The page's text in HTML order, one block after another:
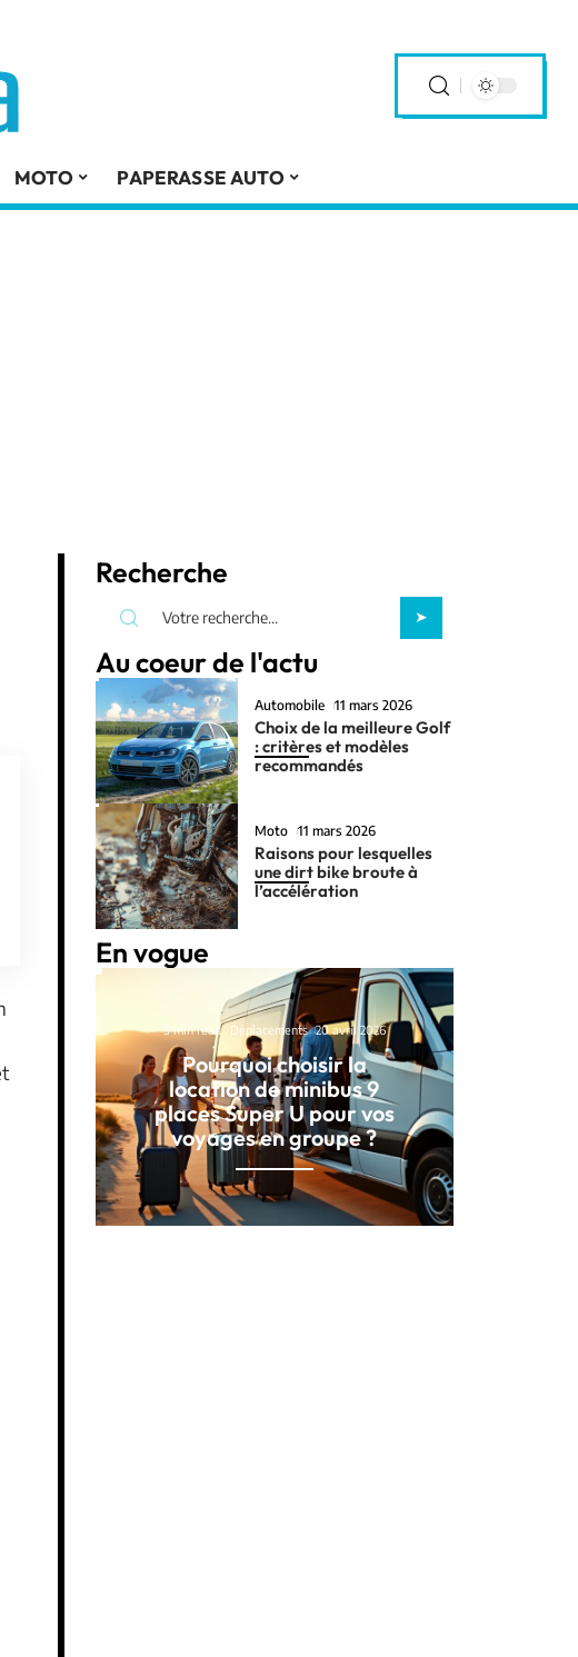
MOTO PAPERASSE AUTO
Recherche
Au coeur de l'actu
Automobile 11 mars 2026
Choix de la meilleure Golf
: critères et modèles
recommandés
Moto 11 mars 2026
Raisons pour lesquelles
une dirt bike broute à
l’accélération
En vogue
5 min read Déplacements 20 avril 2026
Pourquoi choisir la
location de minibus 9
places Super U pour vos
voyages en groupe ?